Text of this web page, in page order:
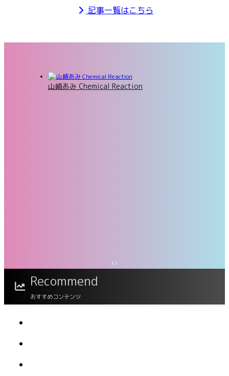
記事一覧はこちら
山崎あみ Chemical Reaction
澄田綾乃 今夜、溢れる艶が世界を回す
‹›
Recommend
おすすめコンテンツ